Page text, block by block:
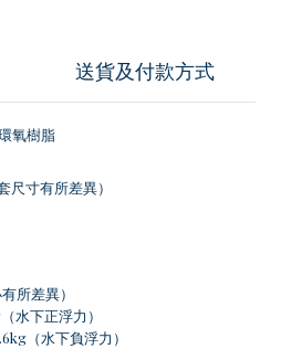
送貨及付款方式
氧樹脂
寸有所差異）
所差異）
水下正浮力）
（水下負浮力）